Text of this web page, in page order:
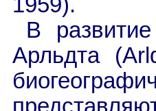
В
Арльдта (